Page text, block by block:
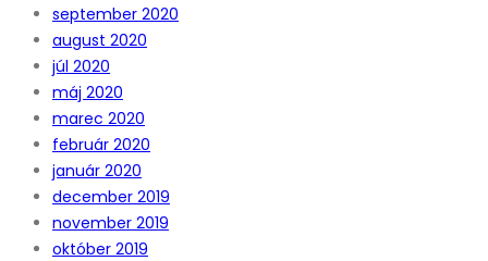
september 2020
august 2020
júl 2020
máj 2020
marec 2020
február 2020
január 2020
december 2019
november 2019
október 2019